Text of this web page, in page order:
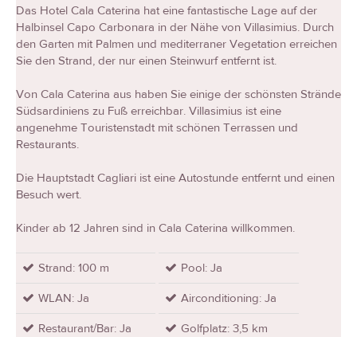
Das Hotel Cala Caterina hat eine fantastische Lage auf der
Halbinsel Capo Carbonara in der Nähe von Villasimius. Durch
den Garten mit Palmen und mediterraner Vegetation erreichen
Sie den Strand, der nur einen Steinwurf entfernt ist.
Von Cala Caterina aus haben Sie einige der schönsten Strände
Südsardiniens zu Fuß erreichbar. Villasimius ist eine
angenehme Touristenstadt mit schönen Terrassen und
Restaurants.
Die Hauptstadt Cagliari ist eine Autostunde entfernt und einen
Besuch wert.
Kinder ab 12 Jahren sind in Cala Caterina willkommen.
Strand: 100 m
Pool: Ja
WLAN: Ja
Airconditioning: Ja
Restaurant/Bar: Ja
Golfplatz: 3,5 km